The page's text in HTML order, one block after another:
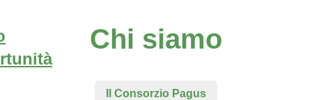
Chi siamo
Il Consorzio Pagus